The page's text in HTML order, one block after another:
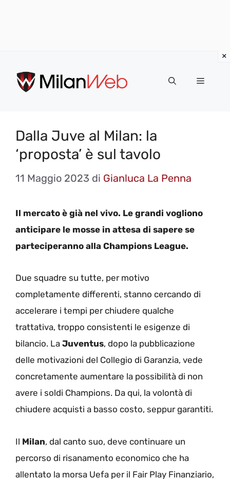
contenuto
MENU
Dalla Juve al Milan: la
‘proposta’ è sul tavolo
11 Maggio 2023 di Gianluca La Penna
Il mercato è già nel vivo. Le grandi vogliono
anticipare le mosse in attesa di sapere se
parteciperanno alla Champions League.
Due squadre su tutte, per motivo
completamente differenti, stanno cercando di
accelerare i tempi per chiudere qualche
trattativa, troppo consistenti le esigenze di
bilancio. La Juventus, dopo la pubblicazione
delle motivazioni del Collegio di Garanzia, vede
concretamente aumentare la possibilità di non
avere i soldi Champions. Da qui, la volontà di
chiudere acquisti a basso costo, seppur garantiti.
Il Milan, dal canto suo, deve continuare un
percorso di risanamento economico che ha
allentato la morsa Uefa per il Fair Play Finanziario,